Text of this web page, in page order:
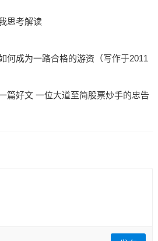
思考解读
何成为一路合格的游资（写作于2011
篇好文 一位大道至简股票炒手的忠告